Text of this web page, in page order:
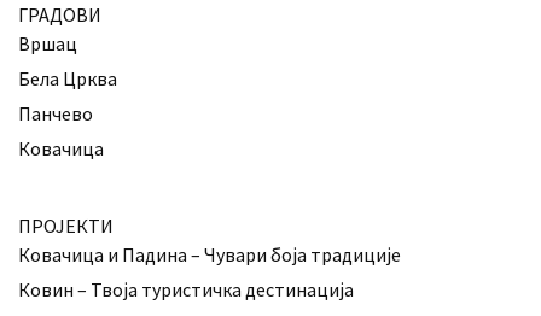
ГРАДОВИ
Вршац
Бела Црква
Панчево
Ковачица
ПРОЈЕКТИ
Ковачица и Падина – Чувари боја традиције
Ковин – Твоја туристичка дестинација